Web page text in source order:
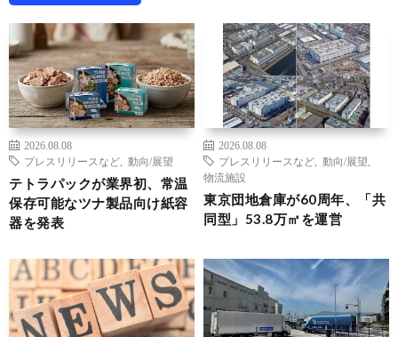
2026.08.08
プレスリリースなど
動向/展望
テトラパックが業界初、常温
保存可能なツナ製品向け紙容
器を発表
2026.08.08
プレスリリースなど
動向/展望
物流施設
東京団地倉庫が60周年、「共
同型」53.8万㎡を運営